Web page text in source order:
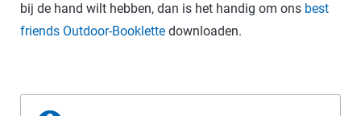
bij de hand wilt hebben, dan is het handig om ons best
friends Outdoor-Booklettedownloaden.